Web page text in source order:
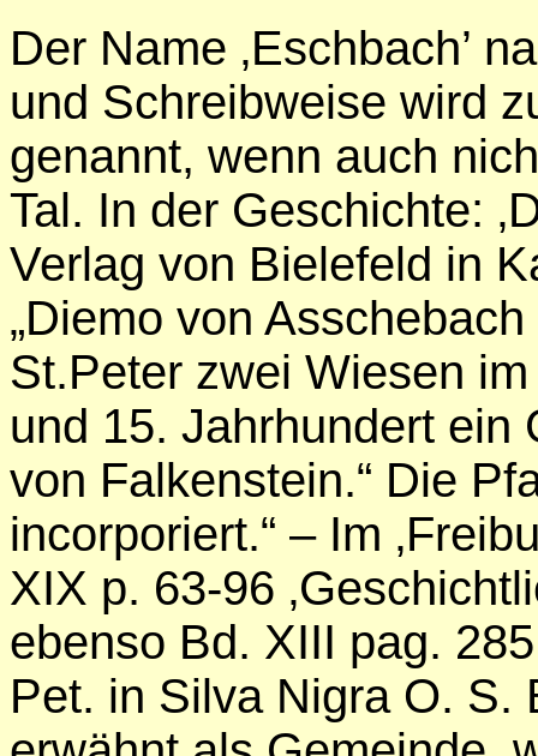
Der Name ‚Eschbach’
und Schreibweise wird
genannt, wenn auch
Tal. In der Geschichte:
Verlag von Bielefeld in
„Diemo von
St.Peter zwei Wiesen
und 15. Jahrhundert ein
von Falkenstein.“ Die
incorporiert.“ – Im
XIX p. 63-96
ebenso Bd. XIII pag.
Pet. in Silva Nigra O. S.